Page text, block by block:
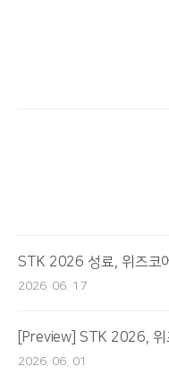
STK 2026 성료, 위즈코
2026. 06. 17
[Preview] STK 2026,
2026. 06. 01